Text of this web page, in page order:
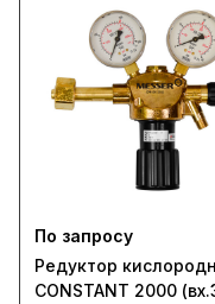
По запросу
Редуктор
CONSTANT 2000